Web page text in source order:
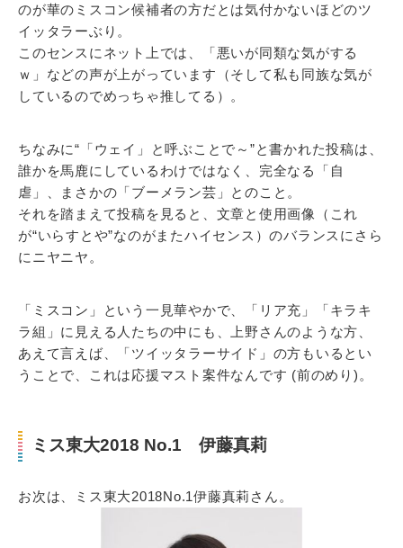
のが華のミスコン候補者の方だとは気付かないほどのツ
イッタラーぶり。
このセンスにネット上では、「悪いが同類な気がする
ｗ」などの声が上がっています（そして私も同族な気が
しているのでめっちゃ推してる）。
ちなみに“「ウェイ」と呼ぶことで～”と書かれた投稿は、
誰かを馬鹿にしているわけではなく、完全なる「自
虐」、まさかの「ブーメラン芸」とのこと。
それを踏まえて投稿を見ると、文章と使用画像（これ
が“いらすとや”なのがまたハイセンス）のバランスにさら
にニヤニヤ。
「ミスコン」という一見華やかで、「リア充」「キラキ
ラ組」に見える人たちの中にも、上野さんのような方、
あえて言えば、「ツイッタラーサイド」の方もいるとい
うことで、これは応援マスト案件なんです (前のめり)。
ミス東大2018 No.1 伊藤真莉
お次は、ミス東大2018No.1伊藤真莉さん。